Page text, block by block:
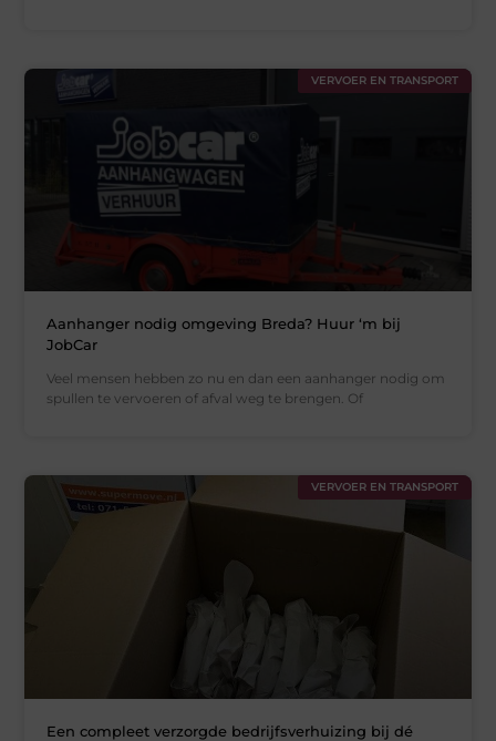
VERVOER EN TRANSPORT
Aanhanger nodig omgeving Breda? Huur ‘m bij
JobCar
Veel mensen hebben zo nu en dan een aanhanger nodig om
spullen te vervoeren of afval weg te brengen. Of
VERVOER EN TRANSPORT
Een compleet verzorgde bedrijfsverhuizing bij dé